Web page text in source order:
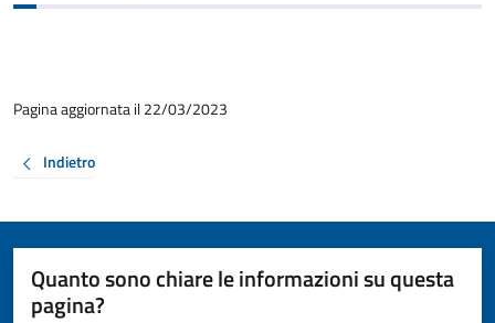
Pagina aggiornata il 22/03/2023
Indietro
Quanto sono chiare le informazioni su questa
pagina?